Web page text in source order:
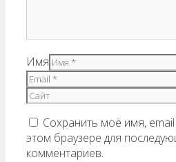
Имя
Сохранить моё имя,
этом браузере для
комментариев.